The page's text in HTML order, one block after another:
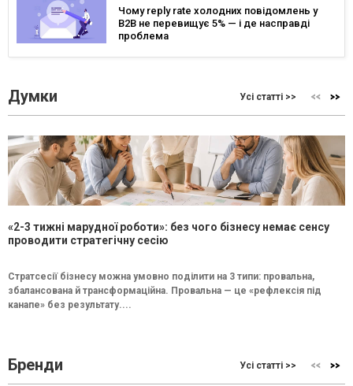
Чому reply rate холодних повідомлень у
B2B не перевищує 5% — і де насправді
проблема
Думки Усі статті >>
«2-3 тижні марудної роботи»: без чого бізнесу немає сенсу
проводити стратегічну сесію
Стратсесії бізнесу можна умовно поділити на 3 типи: провальна,
збалансована й трансформаційна. Провальна — це «рефлексія під
канапе» без результату....
Бренди Усі статті >>